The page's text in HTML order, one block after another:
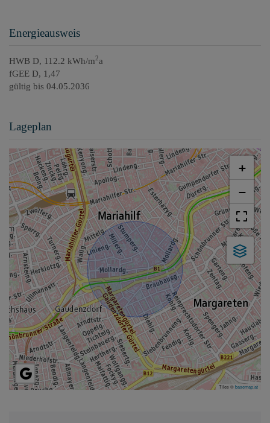
Energieausweis
HWB D, 112.2 kWh/m2a
fGEE D, 1,47
gültig bis 04.05.2036
Lageplan
+
−
Tiles ©basemap.at